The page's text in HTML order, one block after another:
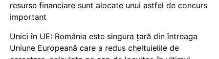
resurse financiare sunt alocate unui astfel de concurs
important
Unici în UE: România este singura țară din întreaga
Uniune Europeană care a redus cheltuielile de